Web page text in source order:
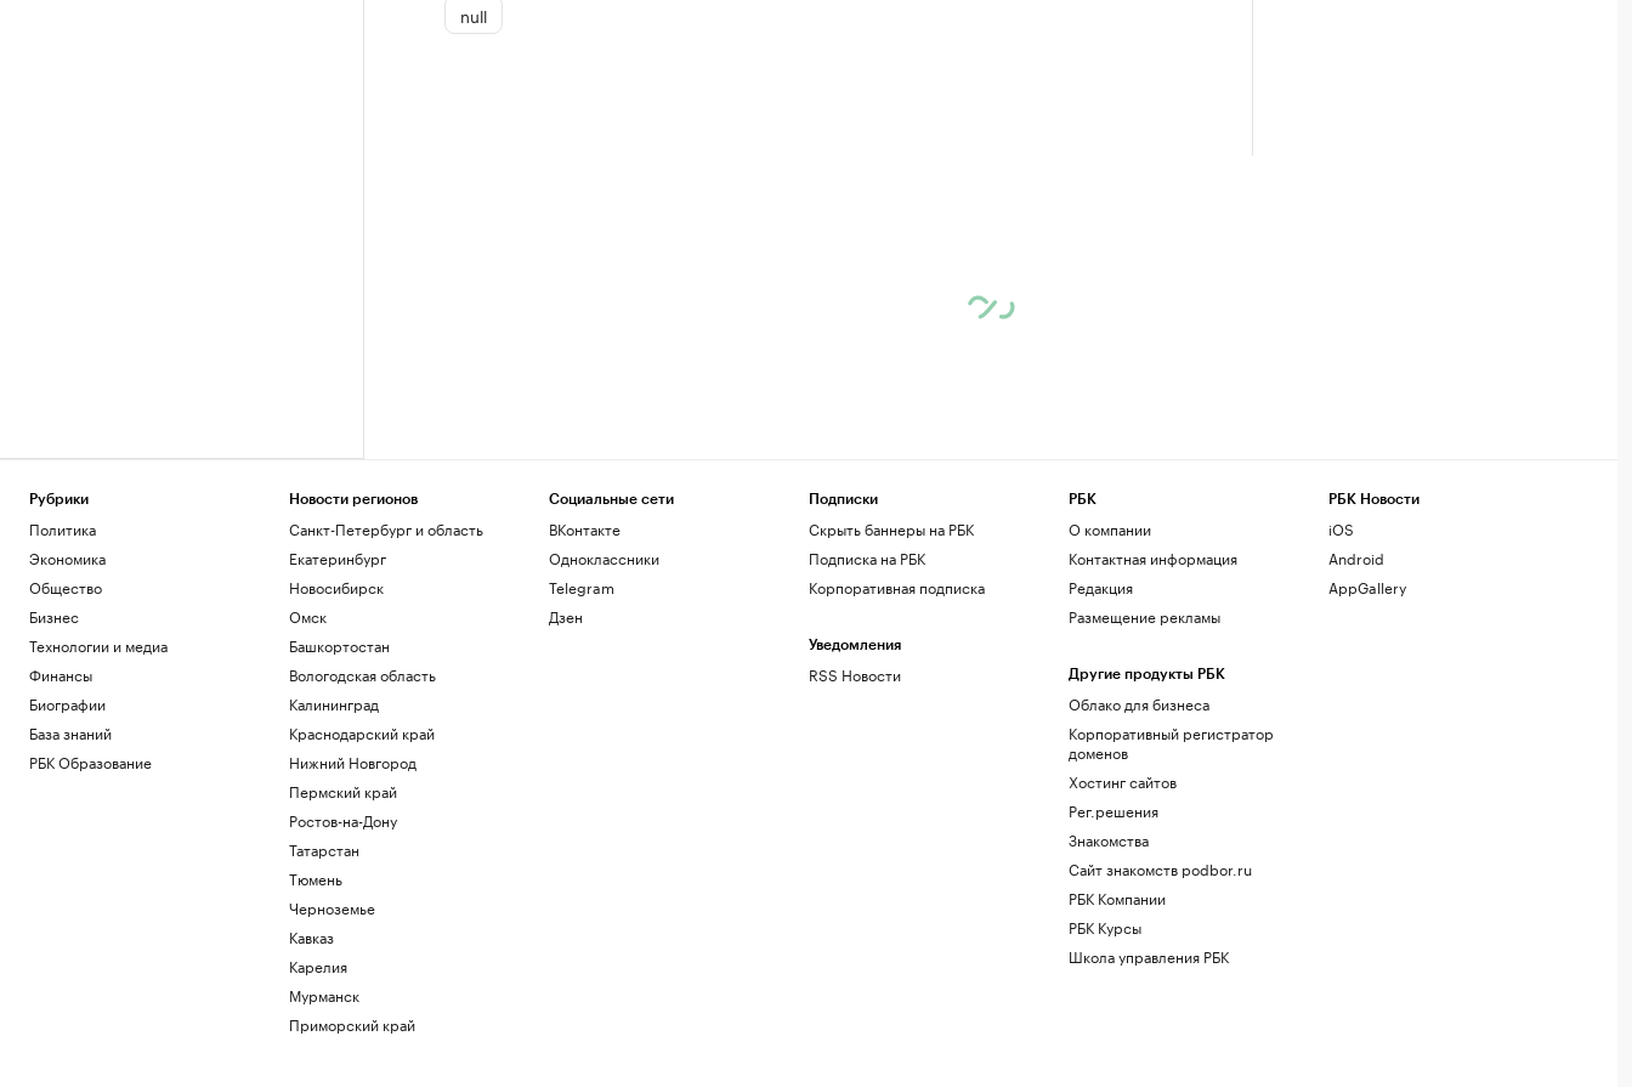
null
Рубрики
Политика
Экономика
Общество
Бизнес
Технологии и медиа
Финансы
Биографии
База знаний
РБК Образование
Новости регионов
Санкт-Петербург и область
Екатеринбург
Новосибирск
Омск
Башкортостан
Вологодская область
Калининград
Краснодарский край
Нижний Новгород
Пермский край
Ростов-на-Дону
Татарстан
Тюмень
Черноземье
Кавказ
Карелия
Мурманск
Приморский край
Социальные сети
ВКонтакте
Одноклассники
Telegram
Дзен
Подписки
Скрыть баннеры на РБК
Подписка на РБК
Корпоративная подписка
Уведомления
RSS Новости
РБК
О компании
Контактная информация
Редакция
Размещение рекламы
Другие продукты РБК
Облако для бизнеса
Корпоративный регистратор
доменов
Хостинг сайтов
Рег.решения
Знакомства
Сайт знакомств podbor.ru
РБК Компании
РБК Курсы
Школа управления РБК
РБК Новости
iOS
Android
AppGallery